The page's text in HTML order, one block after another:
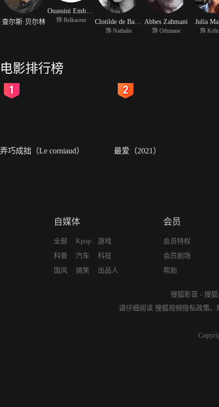
查尔斯·贝尔林
Ouassini Embarek
饰 Belkacem
饰 Nathalie
Abbes Zahmani
饰 Othmane
Julia
饰
电影排行榜
弄巧成拙（Le corniaud） 最爱（2021）
自媒体
全部
科普
国风
Kpop
汽车
搞笑
游戏
科技
出品人
会员
会员特权
会员剧场
帮助
搜狐影音 - 搜
请仔细阅读 搜狐视频隐私政策、